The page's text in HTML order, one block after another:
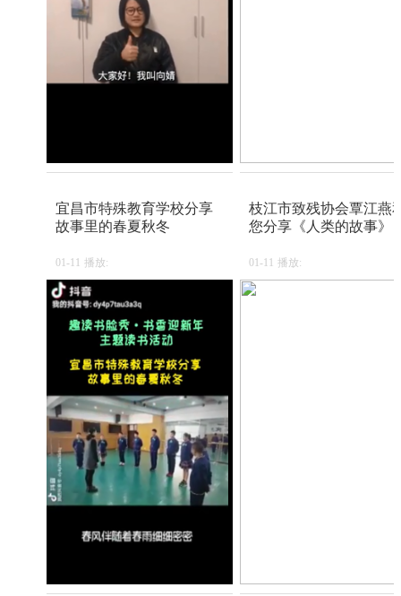
宜昌市特殊教育学校分享
故事里的春夏秋冬
01-11 播放:
枝江市致残协会覃江燕
您分享《人类的故事》
01-11 播放: